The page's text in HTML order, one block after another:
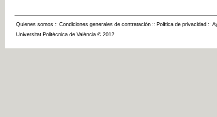
Quienes somos :: Condiciones generales de contratación :: Política de privacidad ::
Universitat Politècnica de València © 2012